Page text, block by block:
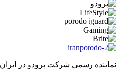
نماینده رسمی شرکت پرودو در ایران